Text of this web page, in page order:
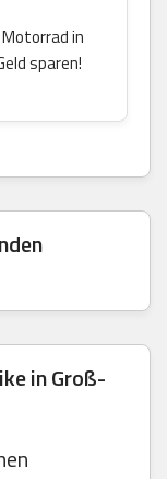
in
sparen!
in Groß-